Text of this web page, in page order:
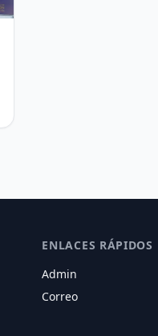
ENLACES RÁPIDOS
Admin
Correo